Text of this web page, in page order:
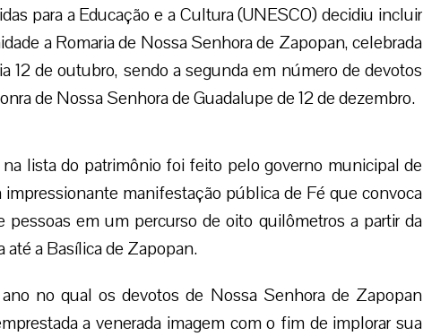
para a Educação e a Cultura (UNESCO) decidiu incluir
a Romaria de Nossa Senhora de Zapopan, celebrada
12 de outubro, sendo a segunda em número de devotos
de Nossa Senhora de Guadalupe de 12 de dezembro.
lista do patrimônio foi feito pelo governo municipal de
manifestação pública de Fé que convoca
em um percurso de oito quilômetros a partir da
até a Basílica de Zapopan.
no qual os devotos de Nossa Senhora de Zapopan
a venerada imagem com o fim de implorar sua